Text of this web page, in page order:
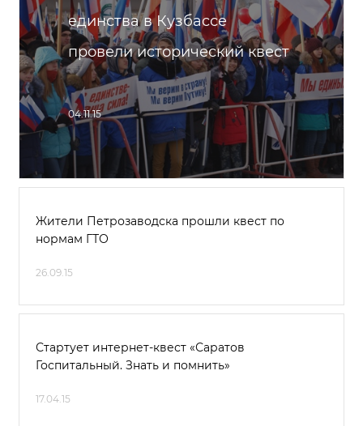
единства в Кузбассе
провели исторический квест
04.11.15
Жители Петрозаводска прошли квест по
нормам ГТО
26.09.15
Стартует интернет-квест «Саратов
Госпитальный. Знать и помнить»
17.04.15